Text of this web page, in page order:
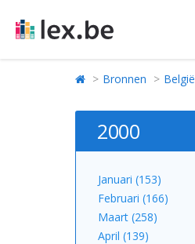
Bronnen België
2000
Januari (153)
Februari (166)
Maart (258)
April (139)